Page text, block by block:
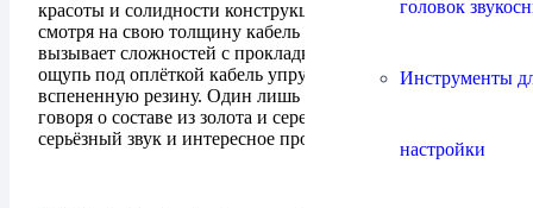
головок
Инструменты
настройки
красоты и солидности конструкции этого кабеля. Не
смотря на свою толщину кабель очень гибкий и не
вызывает сложностей с прокладкой по комнате. На
ощупь под оплёткой кабель упругий, напоминает
вспененную резину. Один лишь внешний вид, не
говоря о составе из золота и серебра, настраивает на
серьёзный звук и интересное прослушивание.